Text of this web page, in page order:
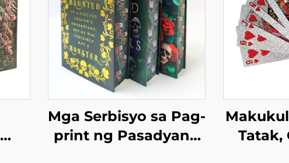
Mga Serbisyo sa Pag-
print ng Pasadyang
Tatak,